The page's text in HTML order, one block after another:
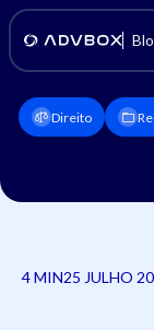
Direito
4 MIN25 JULHO